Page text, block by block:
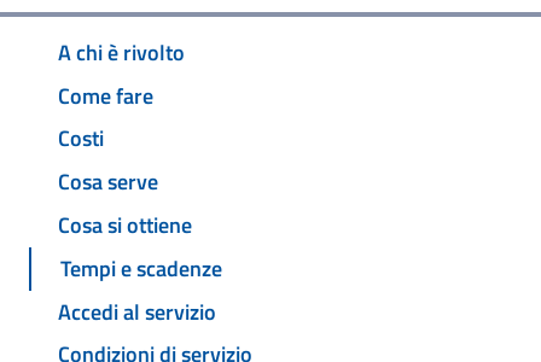
A chi è rivolto
Come fare
Costi
Cosa serve
Cosa si ottiene
Tempi e scadenze
Accedi al servizio
Condizioni di servizio